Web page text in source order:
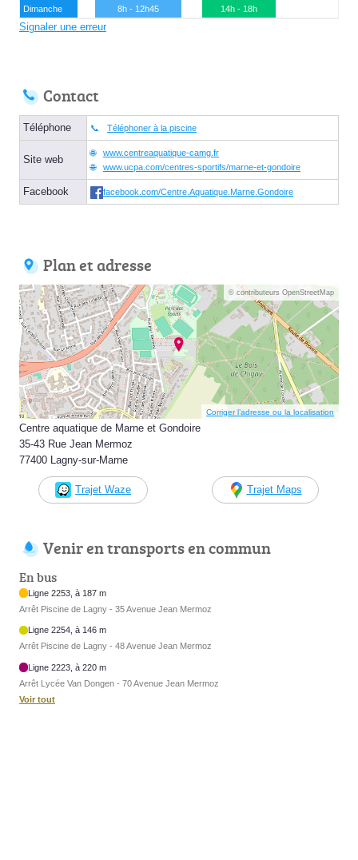
Dimanche
8h - 12h45 14h - 18h
Signaler une erreur
Contact
Téléphone Téléphoner à la piscine
Site web
www.centreaquatique-camg.fr
www.ucpa.com/centres-sportifs/marne-et-gondoire
Facebook facebook.com/Centre.Aquatique.Marne.Gondoire
Plan et adresse
© contributeurs OpenStreetMap
Corriger l’adresse ou la localisation
Centre aquatique de Marne et Gondoire
35-43 Rue Jean Mermoz
77400 Lagny-sur-Marne
Trajet Waze Trajet Maps
Venir en transports en commun
En bus
Ligne 2253, à 187 m
Arrêt Piscine de Lagny - 35 Avenue Jean Mermoz
Ligne 2254, à 146 m
Arrêt Piscine de Lagny - 48 Avenue Jean Mermoz
Ligne 2223, à 220 m
Arrêt Lycée Van Dongen - 70 Avenue Jean Mermoz
Voir tout